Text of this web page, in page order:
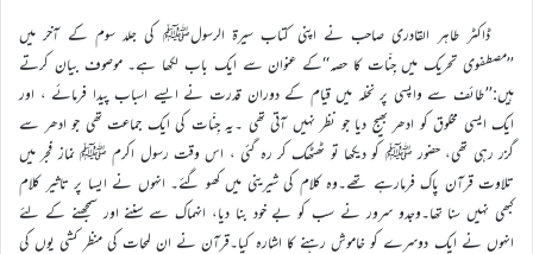
ڈاکٹر طاہر القادری صاحب نے اپنی کتاب سیرۃ الرسولﷺ کی جلد سوم کے آخر میں
’’مصطفوی تحریک میں جِنّات کا حصہ‘‘کے عنوان سے ایک باب لکھا ہے۔ موصوف بیان کرتے
ہیں:’’طائف سے واپسی پر نخلہ میں قیام کے دوران قدرت نے ایسے اسباب پیدا فرمائے ، اور
ایک ایسی مخلوق کو ادھر بھیج دیا جو نظر نہیں آتی تھی ۔یہ جِنّات کی ایک جماعت تھی جو ادھر سے
گزر رہی تھی، حضور ﷺ کو دیکھا تو ٹھٹھک کر رہ گئی ، اس وقت رسول اکرم ﷺ نماز فجر میں
تلاوت قرآن پاک فرمارہے تھے۔وہ کلام کی شیرینی میں کھو گئے۔ انہوں نے ایسا پر تاثیر کلام
کبھی نہیں سنا تھا۔وجدو سرور نے سب کو بے خود بنا دیا، انہماک سے سننے اور سمجھنے کے لئے
انہوں نے ایک دوسرے کو خاموش رہنے کا اشارہ کیا۔قرآن نے ان لمحات کی منظر کشی یوں کی